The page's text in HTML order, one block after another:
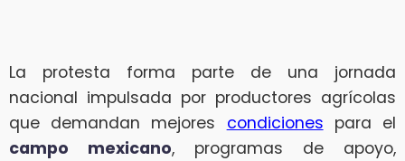
La protesta forma parte de una jornada
nacional impulsada por productores agrícolas
que demandan mejores condiciones para el
campo mexicano, programas de apoyo,